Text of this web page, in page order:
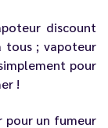
discount
tous ; vapoteur
pour
!
pour un fumeur